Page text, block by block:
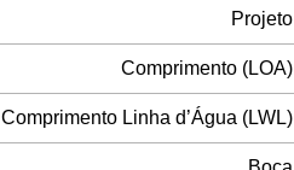
Projeto
Comprimento (LOA)
Comprimento Linha d’Água (LWL)